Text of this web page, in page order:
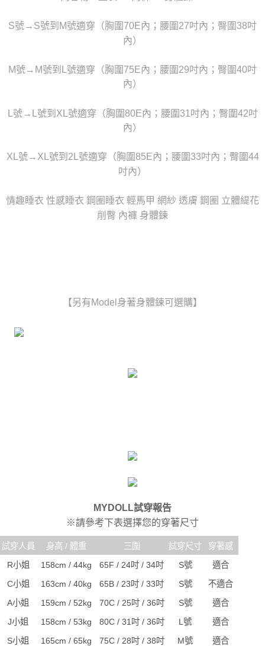
時審查核予不同之上限額度；若仍有額度不足之情形，本公司將視審查結果
５．嚴禁一人註冊多個帳號或使用他人資訊註冊。若發現惡意使用之情形，
每筆NT$80，滿NT$6,000(含以上)免運費
每筆NT$120
S號→S號到M號適穿（胸圍70E內；腰圍27吋內；臀圍38吋
內）
M號→M號到L號適穿（胸圍75E內；腰圍29吋內；臀圍40吋
內）
L號→L號到XL號適穿（胸圍80E內；腰圍31吋內；臀圍42吋
內）
XL號→XL號到2L號適穿（胸圍85E內；腰圍33吋內；臀圍44
吋內）
情趣睡衣 性感睡衣 鋼圈睡衣 輕馬甲 網紗 透膚 鋼圈 立體緹花
削臀 內褲 身體鍊
【另有Model身著身體鍊可選購】
MYDOLL試穿報告
※請參考下表選擇您的穿著尺寸
試穿人員 身高 / 體重 三圍 試穿尺寸
穿著感
R小姐
158cm / 44kg 65F / 24吋 / 34吋 S號
適合
C小姐
163cm / 40kg 65B / 23吋 / 33吋 S號
不適合
A小姐
159cm / 52kg 70C / 25吋 / 36吋 S號
適合
J小姐
158cm / 53kg 80C / 31吋 / 36吋 L號
適合
S小姐
165cm / 65kg 75C / 28吋 / 38吋 M號
適合